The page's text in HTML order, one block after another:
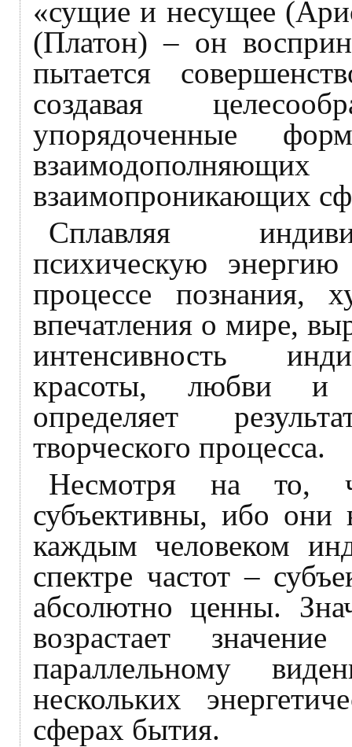
«сущие и несущее
(Платон) – он
пытается
создавая
упорядоченные
взаимопроникающих
Сплавляя
психическую
процессе познания,
впечатления о мире,
интенсивность
красоты, любви и
определяет
творческого процесса.
Несмотря на то,
субъективны, ибо они
каждым человеком
спектре частот –
абсолютно ценны.
возрастает
параллельному
нескольких
сферах бытия.